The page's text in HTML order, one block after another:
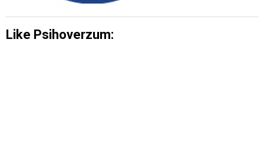
Like Psihoverzum: